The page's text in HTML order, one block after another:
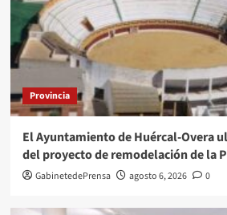
Provincia
El Ayuntamiento de Huércal-Overa
del proyecto de remodelación de la
GabinetedePrensa agosto 6, 2026 0